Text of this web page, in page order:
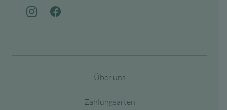
Über uns
Zahlungsarten